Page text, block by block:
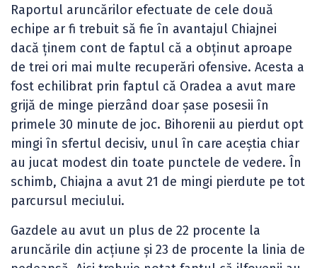
Raportul aruncărilor efectuate de cele două
echipe ar fi trebuit să fie în avantajul Chiajnei
dacă ținem cont de faptul că a obținut aproape
de trei ori mai multe recuperări ofensive. Acesta a
fost echilibrat prin faptul că Oradea a avut mare
grijă de minge pierzând doar șase posesii în
primele 30 minute de joc. Bihorenii au pierdut opt
mingi în sfertul decisiv, unul în care aceștia chiar
au jucat modest din toate punctele de vedere. În
schimb, Chiajna a avut 21 de mingi pierdute pe tot
parcursul meciului.
Gazdele au avut un plus de 22 procente la
aruncările din acțiune și 23 de procente la linia de